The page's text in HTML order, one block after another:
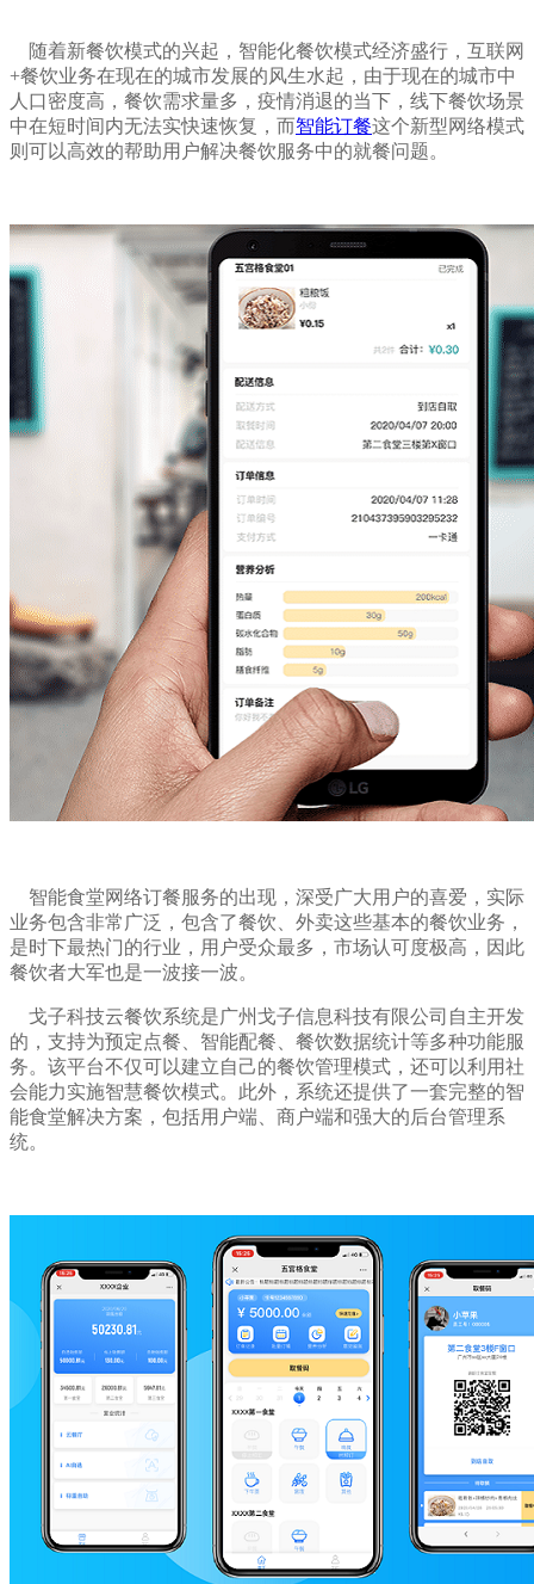
随着新餐饮模式的兴起，智能化餐饮模式经济盛行，互联网
+餐饮业务在现在的城市发展的风生水起，由于现在的城市中
人口密度高，餐饮需求量多，疫情消退的当下，线下餐饮场景
中在短时间内无法实快速恢复，而智能订餐这个新型网络模式
则可以高效的帮助用户解决餐饮服务中的就餐问题。
智能食堂网络订餐服务的出现，深受广大用户的喜爱，实际
业务包含非常广泛，包含了餐饮、外卖这些基本的餐饮业务，
是时下最热门的行业，用户受众最多，市场认可度极高，因此
餐饮者大军也是一波接一波。
戈子科技云餐饮系统是广州戈子信息科技有限公司自主开发
的，支持为预定点餐、智能配餐、餐饮数据统计等多种功能服
务。该平台不仅可以建立自己的餐饮管理模式，还可以利用社
会能力实施智慧餐饮模式。此外，系统还提供了一套完整的智
能食堂解决方案，包括用户端、商户端和强大的后台管理系
统。